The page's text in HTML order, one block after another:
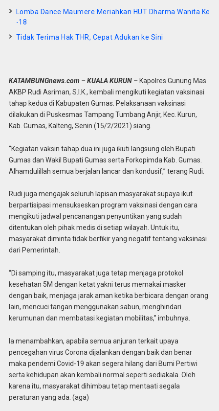
Lomba Dance Maumere Meriahkan HUT Dharma Wanita Ke
-18
Tidak Terima Hak THR, Cepat Adukan ke Sini
KATAMBUNGnews.com – KUALA KURUN – Kapolres Gunung Mas
AKBP Rudi Asriman, S.I.K., kembali mengikuti kegiatan vaksinasi
tahap kedua di Kabupaten Gumas. Pelaksanaan vaksinasi
dilakukan di Puskesmas Tampang Tumbang Anjir, Kec. Kurun,
Kab. Gumas, Kalteng, Senin (15/2/2021) siang.
“Kegiatan vaksin tahap dua ini juga ikuti langsung oleh Bupati
Gumas dan Wakil Bupati Gumas serta Forkopimda Kab. Gumas.
Alhamdulillah semua berjalan lancar dan kondusif,” terang Rudi.
Rudi juga mengajak seluruh lapisan masyarakat supaya ikut
berpartisipasi mensukseskan program vaksinasi dengan cara
mengikuti jadwal pencanangan penyuntikan yang sudah
ditentukan oleh pihak medis di setiap wilayah. Untuk itu,
masyarakat diminta tidak berfikir yang negatif tentang vaksinasi
dari Pemerintah.
“Di samping itu, masyarakat juga tetap menjaga protokol
kesehatan 5M dengan ketat yakni terus memakai masker
dengan baik, menjaga jarak aman ketika berbicara dengan orang
lain, mencuci tangan menggunakan sabun, menghindari
kerumunan dan membatasi kegiatan mobilitas,” imbuhnya.
Ia menambahkan, apabila semua anjuran terkait upaya
pencegahan virus Corona dijalankan dengan baik dan benar
maka pendemi Covid-19 akan segera hilang dari Bumi Pertiwi
serta kehidupan akan kembali normal seperti sediakala. Oleh
karena itu, masyarakat dihimbau tetap mentaati segala
peraturan yang ada. (aga)